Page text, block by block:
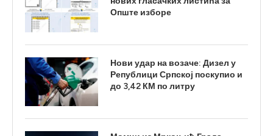
Опште изборе
Нови удар на возаче: Дизел у
Републици Српској поскупио и
до 3,42 КМ по литру